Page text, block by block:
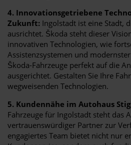
4. Innovationsgetriebene
Zukunft: Ingolstadt ist eine Stadt,
ausrichtet. Škoda steht dieser
innovativen Technologien, wie
Assistenzsystemen und
Škoda-Fahrzeuge perfekt auf die
ausgerichtet. Gestalten Sie Ihre
wegweisenden Technologien.
5. Kundennähe im Autohaus
Fahrzeuge für Ingolstadt steht das
vertrauenswürdiger Partner zur
engagiertes Team bietet nicht nur